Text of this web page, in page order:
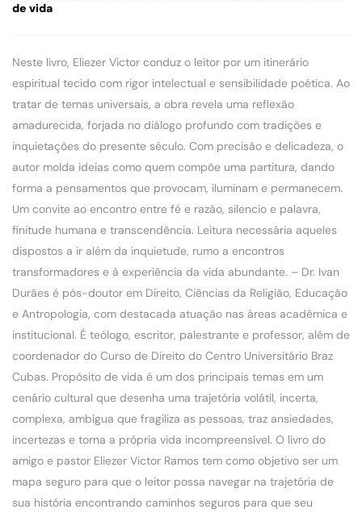
de vida
Neste livro, Eliezer Victor conduz o leitor por um itinerário
espiritual tecido com rigor intelectual e sensibilidade poética. Ao
tratar de temas universais, a obra revela uma reflexão
amadurecida, forjada no diálogo profundo com tradições e
inquietações do presente século. Com precisão e delicadeza, o
autor molda ideias como quem compõe uma partitura, dando
forma a pensamentos que provocam, iluminam e permanecem.
Um convite ao encontro entre fé e razão, silencio e palavra,
finitude humana e transcendência. Leitura necessária aqueles
dispostos a ir além da inquietude, rumo a encontros
transformadores e à experiência da vida abundante. – Dr. Ivan
Durães é pós-doutor em Direito, Ciências da Religião, Educação
e Antropologia, com destacada atuação nas áreas acadêmica e
institucional. É teólogo, escritor, palestrante e professor, além de
coordenador do Curso de Direito do Centro Universitário Braz
Cubas. Propósito de vida é um dos principais temas em um
cenário cultural que desenha uma trajetória volátil, incerta,
complexa, ambígua que fragiliza as pessoas, traz ansiedades,
incertezas e torna a própria vida incompreensível. O livro do
amigo e pastor Eliezer Victor Ramos tem como objetivo ser um
mapa seguro para que o leitor possa navegar na trajetória de
sua história encontrando caminhos seguros para que seu